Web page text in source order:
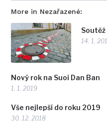
More in Nezařazené:
14. 1.
Nový rok na Suoi Dan Ban
1. 1. 2019
Vše nejlepší do roku 2019
30. 12. 2018